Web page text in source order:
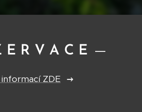
E R V A C E
ZDE